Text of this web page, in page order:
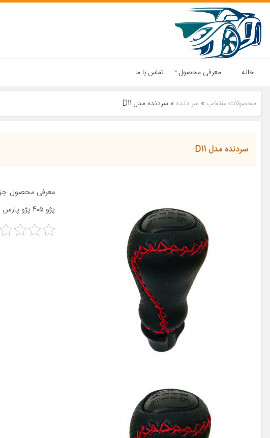
خانه معرفی محصول تماس با ما
محصولات منتخب » سر دنده » سردنده مدل D11
سردنده مدل D11
پژو ۴۰۵ پژو پارس